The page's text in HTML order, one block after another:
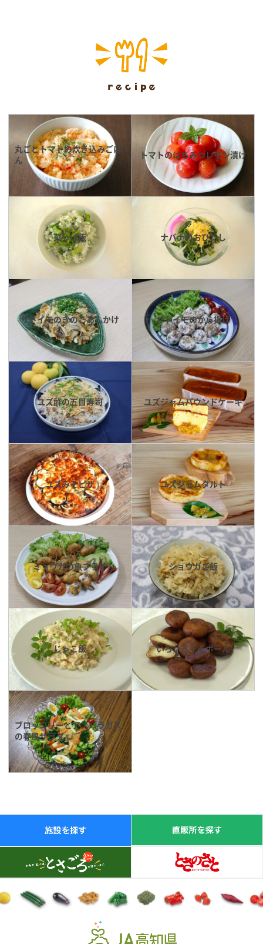
丸ごとトマトの炊き込みごは
ん
トマトのはちみつレモン漬け
菜っぱ飯 ナバナのおひたし
サトイモのきのこあんかけ サトイモのから揚げ
ユズ酢の五目寿司 ユズジャムパウンドケーキ
ユズみそピザ ユズジャムタルト
ミョウガの魚フライ ショウガご飯
じゃこ飯 いろいろイモボール
ブロッコリーとアスパラガス
の春風サラダ